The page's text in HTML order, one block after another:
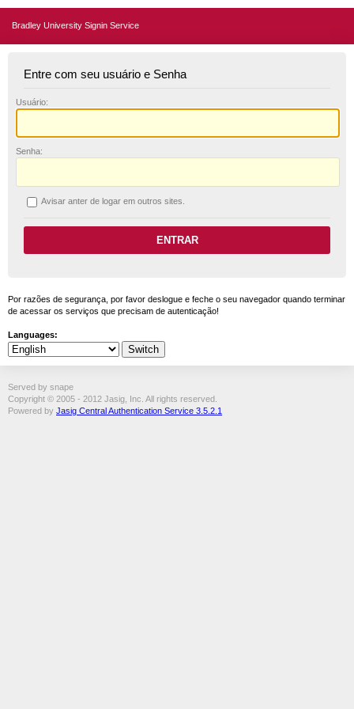
Bradley University Signin Service
Entre com seu usuário e Senha
Usuário:
Senha:
Avisar anter de logar em outros sites.
Por razões de segurança, por favor deslogue e feche o seu navegador quando terminar
de acessar os serviços que precisam de autenticação!
Languages:
Served by snape
Copyright © 2005 - 2012 Jasig, Inc. All rights reserved.
Powered by Jasig Central Authentication Service 3.5.2.1